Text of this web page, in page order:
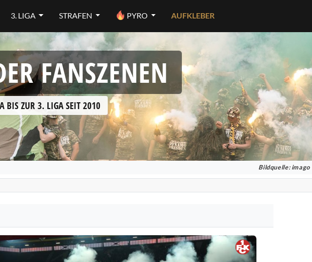
3. LIGA STRAFEN PYRO AUFKLEBER
FANSZENEN
BIS ZUR 3. LIGA SEIT 2010
Bildquelle: imago
alle Saisons anzeigen.